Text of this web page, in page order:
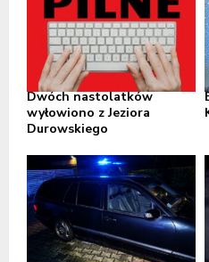
Dwóch nastolatków
wyłowiono z Jeziora
Durowskiego